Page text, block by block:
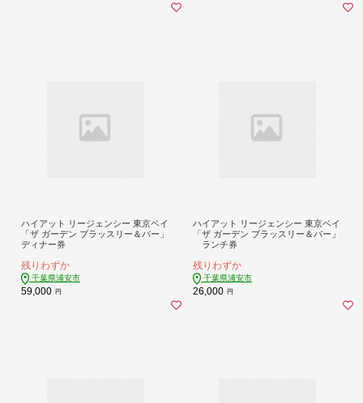
ハイアット リージェンシー 東京ベイ
「ザ ガーデン ブラッスリー＆バー」
ディナー券
残りわずか
千葉県浦安市
59,000 円
ハイアット リージェンシー 東京ベイ
「ザ ガーデン ブラッスリー＆バー」
ランチ券
残りわずか
千葉県浦安市
26,000 円